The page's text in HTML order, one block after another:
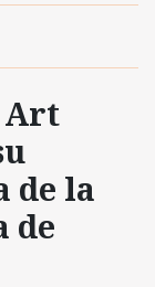
Art
de la
de